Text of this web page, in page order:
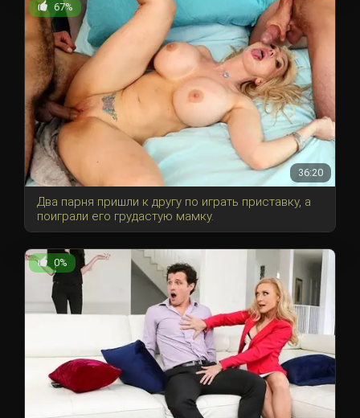
67%
36:20
Два парня пришли к другу по играть приставку, а
поиграли его грудастую мамку.
0%